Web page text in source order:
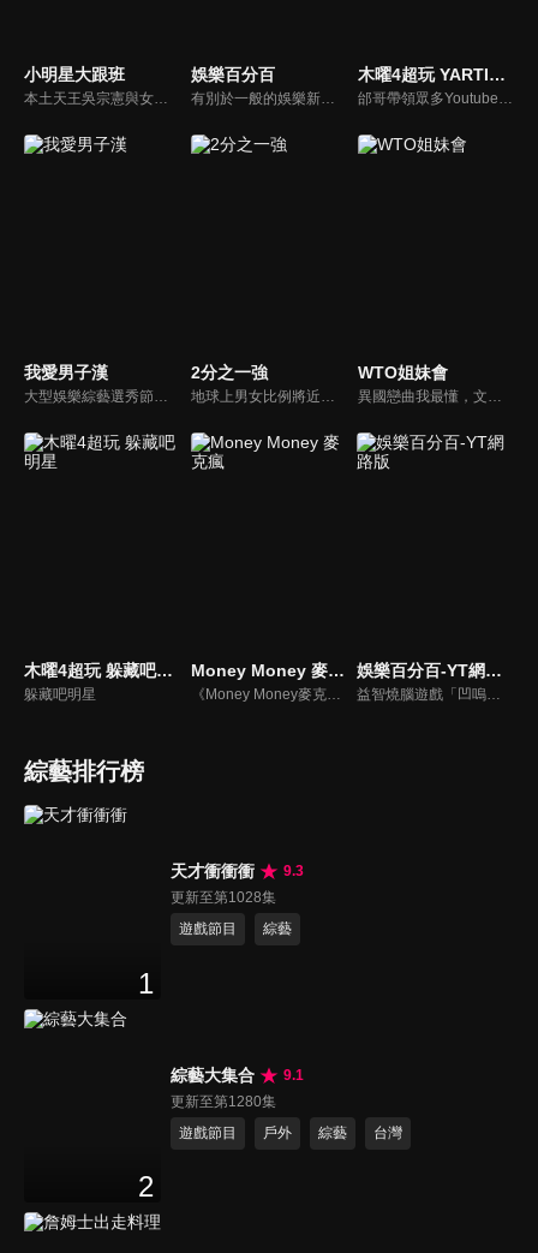
小明星大跟班
本土天王吳宗憲與女兒吳姍儒（Sandy）搭檔主持，每集邀請來賓暢談演藝圈大小事，父女檔聯手笑果十足，老梗搭上新世代，最新組合強勢登場！
娛樂百分百
有別於一般的娛樂新聞播報，透過遊戲、粉絲互動認識大明星們的真性情，歌唱單元讓你享受歌手們天籟般的歌聲，各式專題報導是為最佳懶人包，掌握最新娛樂動態，求新求變的節目單元刺激你的感官、滿足你的視覺，帶給你滿滿的歡笑，洗去整日的疲憊！
木曜4超玩 YARTIST全明星運動大會
邰哥帶領眾多Youtuber舉辦運動會，全部人都動起來！木曜4超玩傾盡全力全新大型力作，集結YARTIST一同揮灑汗水爭取榮譽！
我愛男子漢
大型娛樂綜藝選秀節目《我愛男子漢》強勢登場！打造全新華語男子團體！各個參賽者無不卯足全力，使出看家本領只為登上夢想殿堂！為了擄獲評審芳心，哪些參賽者會使出意想不到的絕招呢？獨家精彩內容搶先看，想知道有什麼大來賓大駕光臨？想知道有那些爆笑互動內容？
2分之一強
地球上男女比例將近一比一，也就是有二分之一的女人。我們認為新世代的女人不論在能力、經濟、教育、工作上都不輸男人，這些獨立自主的女人早已撐起半邊天，她們有自己的價值觀和感情觀，我們稱她們是『二分之一強』。
WTO姐妹會
異國戀曲我最懂，文化衝擊大不同！到底新住民怎麼看台灣？讓我們與主持人和來自世界各地的外國朋友，一起聊聊不同國家文化差異、衝擊、風俗、語言學習經驗、婚姻生活等。
木曜4超玩 躲藏吧明星
躲藏吧明星
Money Money 麥克瘋
《Money Money麥克瘋》節目強調不比音準、不比音色，也不比外型、外貌、氣質、長相等如何，只強調只要歌詞記得牢，就可以參加比賽。
娛樂百分百-YT網路版
益智燒腦遊戲「凹嗚狼人殺」激發你的邏輯推理能力，偶像巨星雲集，全球娛樂資訊，一手掌握不脫節！2025全新升級改版，盡在《娛樂百分百-YT網路版》！
綜藝排行榜
1
天才衝衝衝
9.3
更新至第1028集
遊戲節目
綜藝
2
綜藝大集合
9.1
更新至第1280集
遊戲節目
戶外 綜藝 台灣